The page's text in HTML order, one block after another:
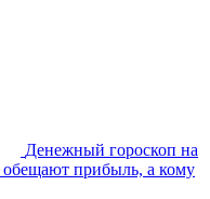
Денежный гороскоп на
обещают прибыль, а кому